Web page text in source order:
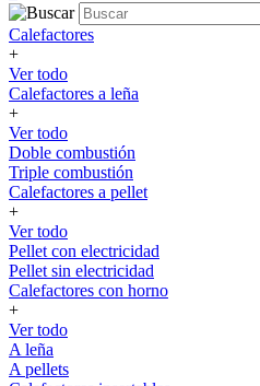
Calefactores
+
Ver todo
Calefactores a leña
+
Ver todo
Doble combustión
Triple combustión
Calefactores a pellet
+
Ver todo
Pellet con electricidad
Pellet sin electricidad
Calefactores con horno
+
Ver todo
A leña
A pellets